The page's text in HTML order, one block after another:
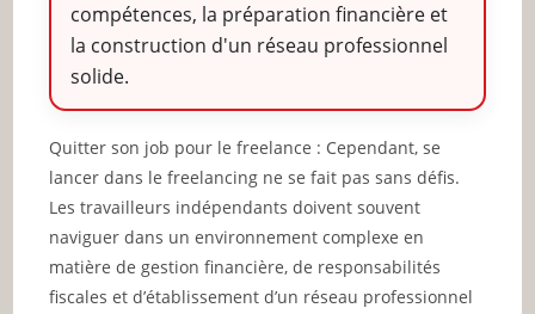
compétences, la préparation financière et
la construction d'un réseau professionnel
solide.
Quitter son job pour le freelance : Cependant, se
lancer dans le freelancing ne se fait pas sans défis.
Les travailleurs indépendants doivent souvent
naviguer dans un environnement complexe en
matière de gestion financière, de responsabilités
fiscales et d’établissement d’un réseau professionnel